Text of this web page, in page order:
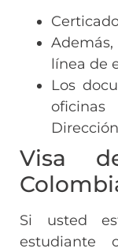
línea de
Los
Visa
Si usted
estudiante